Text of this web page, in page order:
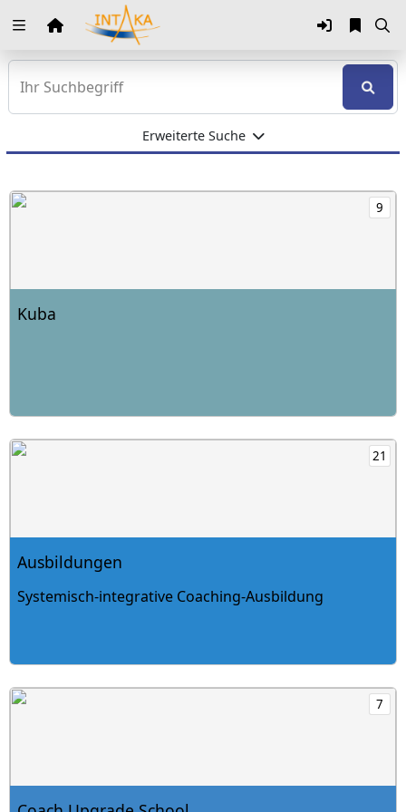
Zuklappen
Loading
Erweiterte Suche
Kuba mit 9 Produkten öffnen 9
Kuba
Ausbildungen mit 21 Produkten öffnen 21
Ausbildungen
Systemisch-integrative Coaching-Ausbildung
Coach Upgrade School mit 7 Produkten öffnen 7